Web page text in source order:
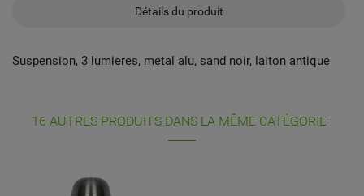
Détails du produit
Suspension, 3 lumieres, metal alu, sand noir, laiton antique
16 AUTRES PRODUITS DANS LA MÊME CATÉGORIE :